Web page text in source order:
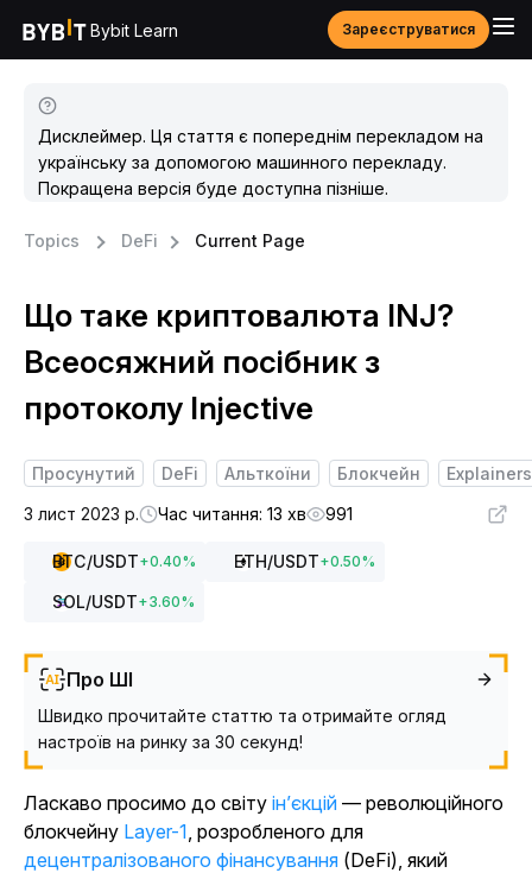
Bybit Learn Зареєструватися
Дисклеймер. Ця стаття є попереднім перекладом на
українську за допомогою машинного перекладу.
Покращена версія буде доступна пізніше.
Topics DeFi Current Page
Що таке криптовалюта INJ?
Всеосяжний посібник з
протоколу Injective
Просунутий DeFi Альткоїни Блокчейн
Explainers
3 лист 2023 р.
Час читання: 13 хв 991
BTC/USDT+0.40% ETH/USDT+0.50%
SOL/USDT+3.60%
Про ШІ
Швидко прочитайте статтю та отримайте огляд
настроїв на ринку за 30 секунд!
Ласкаво просимо до світу ін’єкцій — революційного
блокчейну Layer-1, розробленого для
децентралізованого фінансування (DeFi), який